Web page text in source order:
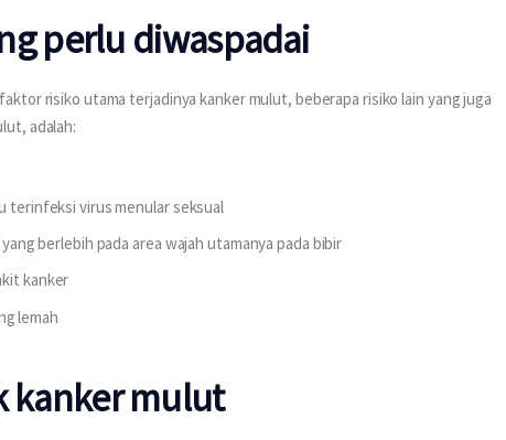
perlu diwaspadai
risiko utama terjadinya kanker mulut, beberapa risiko lain yang juga
adalah:
terinfeksi virus menular seksual
berlebih pada area wajah utamanya pada bibir
kanker
lemah
kanker mulut